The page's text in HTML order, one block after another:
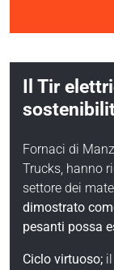
Il Tir
Fornaci di
Trucks, hanno
settore dei
dimostrato
pesanti possa
Ciclo virtuoso;